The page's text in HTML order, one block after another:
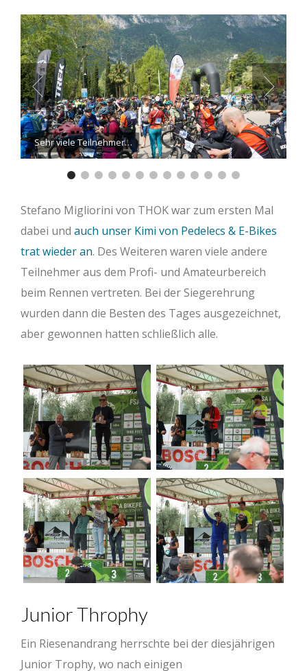
Sehr viele Teilnehmer…
Stefano Migliorini von THOK war zum ersten Mal
dabei und auch unser Kimi von Pedelecs & E-Bikes
trat wieder an. Des Weiteren waren viele andere
Teilnehmer aus dem Profi- und Amateurbereich
beim Rennen vertreten. Bei der Siegerehrung
wurden dann die Besten des Tages ausgezeichnet,
aber gewonnen hatten schließlich alle.
Junior Throphy
Ein Riesenandrang herrschte bei der diesjährigen
Junior Trophy, wo nach einigen